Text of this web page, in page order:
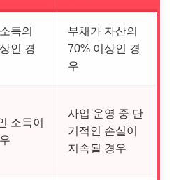
득의
인 경
부채가 자산의
70% 이상인 경
우
소득이
사업 운영 중 단
기적인 손실이
지속될 경우